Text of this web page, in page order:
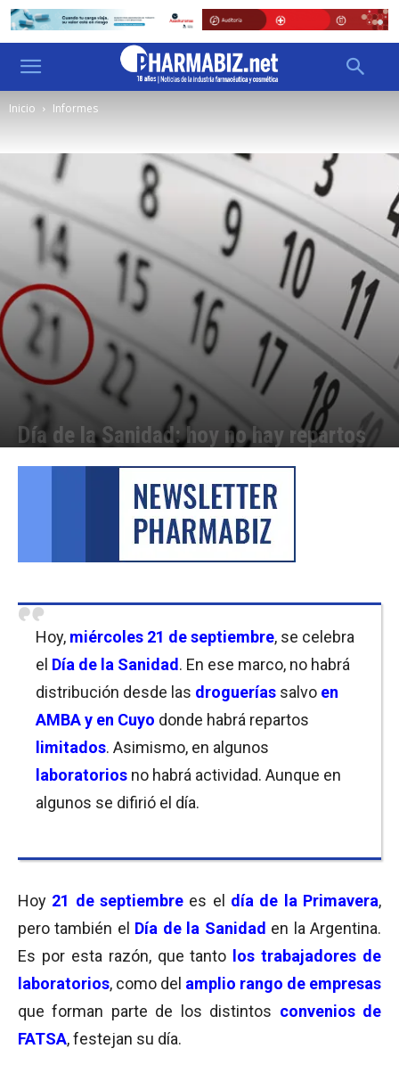
Inicio Informes
Día de la Sanidad: hoy no hay repartos
Hoy, miércoles 21 de septiembre, se celebra
el Día de la Sanidad . En ese marco, no habrá
distribución desde las droguerías salvo en
AMBA y en Cuyo donde habrá repartos
limitados. Asimismo, en algunos
laboratorios no habrá actividad. Aunque en
algunos se difirió el día.
Hoy 21 de septiembre es el día de la Primavera,
pero también el Día de la Sanidad en la Argentina.
Es por esta razón, que tanto los trabajadores de
laboratorios, como del amplio rango de empresas
que forman parte de los distintos convenios de
FATSA, festejan su día.